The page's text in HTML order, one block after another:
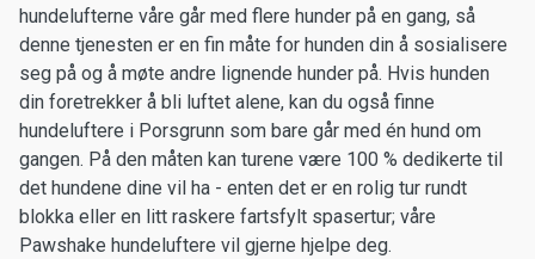
hundelufterne våre går med flere hunder på en gang, så
denne tjenesten er en fin måte for hunden din å sosialisere
seg på og å møte andre lignende hunder på. Hvis hunden
din foretrekker å bli luftet alene, kan du også finne
hundeluftere i Porsgrunn som bare går med én hund om
gangen. På den måten kan turene være 100 % dedikerte til
det hundene dine vil ha - enten det er en rolig tur rundt
blokka eller en litt raskere fartsfylt spasertur; våre
Pawshake hundeluftere vil gjerne hjelpe deg.